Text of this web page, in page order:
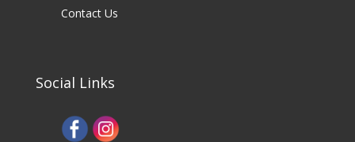
Contact Us
Social Links